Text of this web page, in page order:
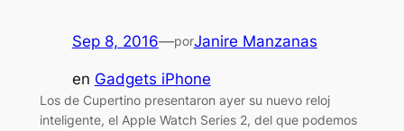
Sep 8, 2016—porJanire Manzanas
en Gadgets iPhone
Los de Cupertino presentaron ayer su nuevo reloj
inteligente, el Apple Watch Series 2, del que podemos